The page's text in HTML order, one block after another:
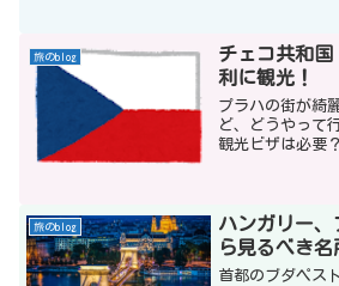
んですよ。
旅のblog
チェコ共和
利に観光！
プラハの街が綺
ど、どうやって
観光ビザは必要
ました。私なり
ってやってくだ
旅のblog
ハンガリー、
ら見るべき名
首都のブダペス